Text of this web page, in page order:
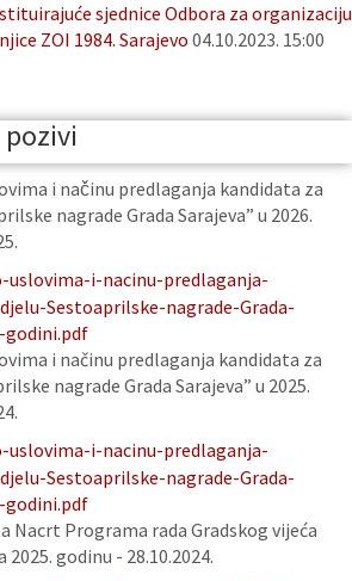
sjednice Odbora za organizaciju
ZOI 1984. Sarajevo 04.10.2023. 15:00
i načinu predlaganja kandidata za
nagrade Grada Sarajeva” u 2026.
uslovima-i-nacinu-predlaganja-
Sestoaprilske-nagrade-Grada-
godini.pdf
i načinu predlaganja kandidata za
nagrade Grada Sarajeva” u 2025.
uslovima-i-nacinu-predlaganja-
Sestoaprilske-nagrade-Grada-
godini.pdf
Nacrt Programa rada Gradskog vijeća
2025. godinu - 28.10.2024.